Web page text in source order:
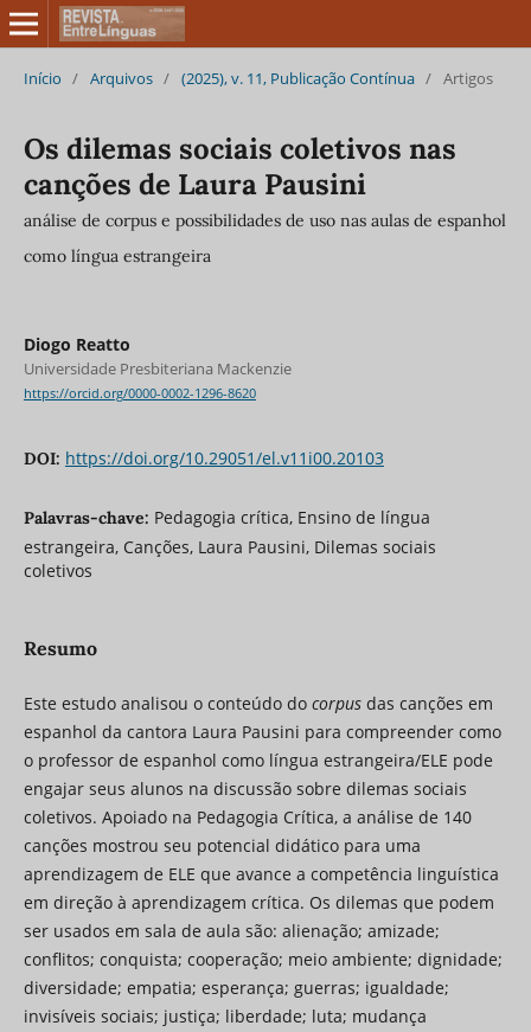
Início / Arquivos / (2025), v. 11, Publicação Contínua / Artigos
Os dilemas sociais coletivos nas
canções de Laura Pausini
análise de corpus e possibilidades de uso nas aulas de espanhol
como língua estrangeira
Diogo Reatto
Universidade Presbiteriana Mackenzie
https://orcid.org/0000-0002-1296-8620
DOI: https://doi.org/10.29051/el.v11i00.20103
Palavras-chave: Pedagogia crítica, Ensino de língua
estrangeira, Canções, Laura Pausini, Dilemas sociais
coletivos
Resumo
Este estudo analisou o conteúdo do corpusdas canções em
espanhol da cantora Laura Pausini para compreender como
o professor de espanhol como língua estrangeira/ELE pode
engajar seus alunos na discussão sobre dilemas sociais
coletivos. Apoiado na Pedagogia Crítica, a análise de 140
canções mostrou seu potencial didático para uma
aprendizagem de ELE que avance a competência linguística
em direção à aprendizagem crítica. Os dilemas que podem
ser usados em sala de aula são: alienação; amizade;
conflitos; conquista; cooperação; meio ambiente; dignidade;
diversidade; empatia; esperança; guerras; igualdade;
invisíveis sociais; justiça; liberdade; luta; mudança